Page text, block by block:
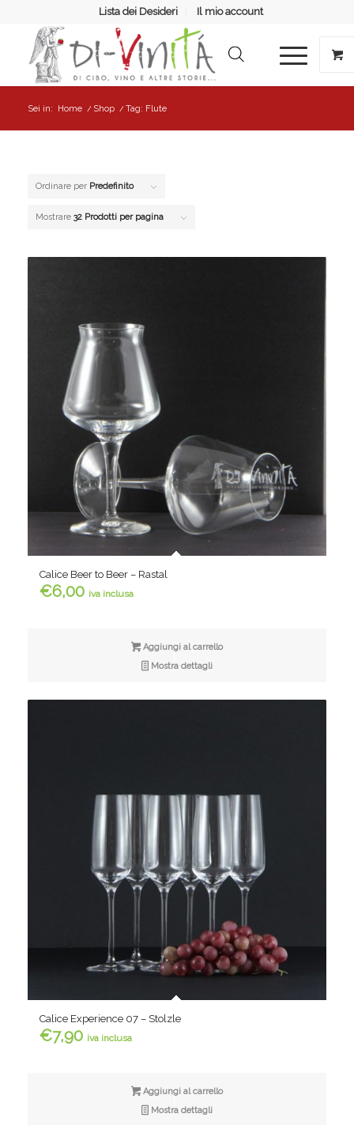
Lista dei Desideri Il mio account
Sei in: Home / Shop / Tag: Flute
Ordinare per Predefinito
Mostrare 32 Prodotti per pagina
Calice Beer to Beer – Rastal
€6,00 iva inclusa
Aggiungi al carrello
Mostra dettagli
Calice Experience 07 – Stolzle
€7,90 iva inclusa
Aggiungi al carrello
Mostra dettagli